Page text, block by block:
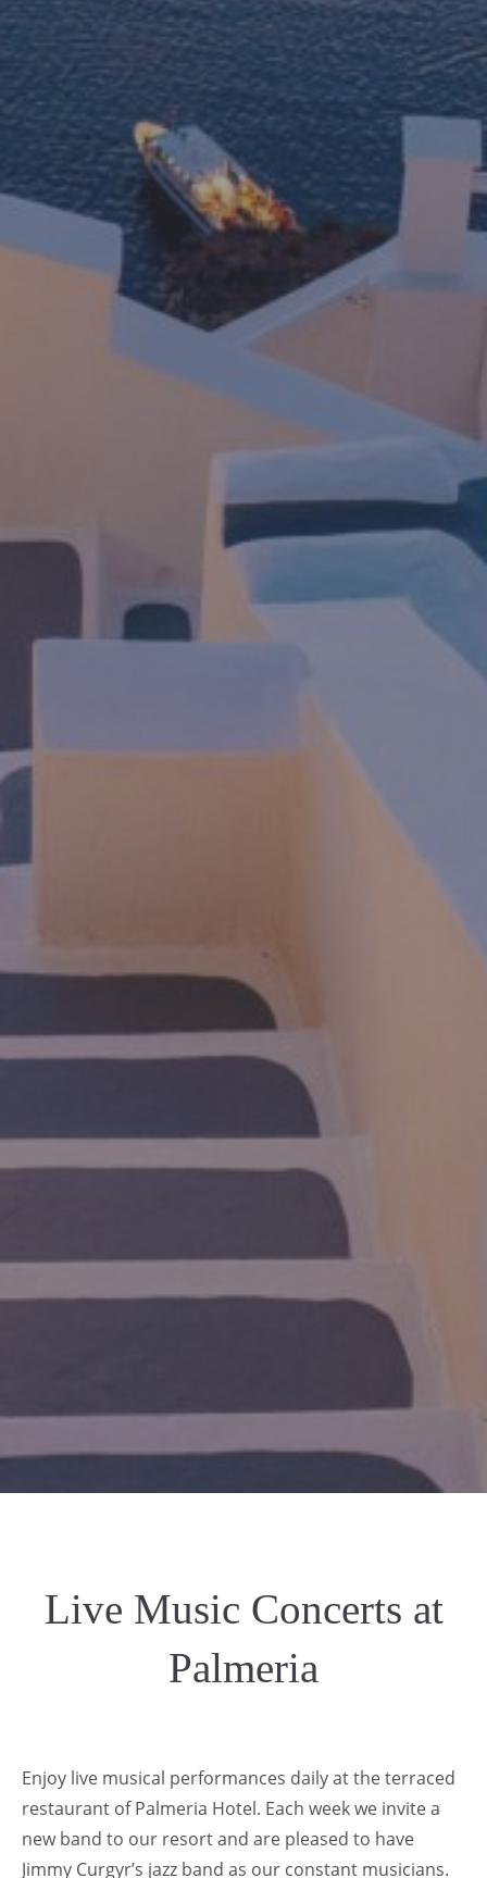
Live Music Concerts at
Palmeria
Enjoy live musical performances daily at the terraced
restaurant of Palmeria Hotel. Each week we invite a
new band to our resort and are pleased to have
Jimmy Curgyr’s jazz band as our constant musicians.